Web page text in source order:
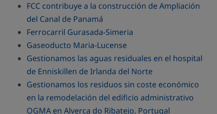
FCC contribuye a la construcción de Ampliación
del Canal de Panamá
Ferrocarril Gurasada-Simeria
Gaseoducto Maria-Lucense
Gestionamos las aguas residuales en el hospital
de Enniskillen de Irlanda del Norte
Gestionamos los residuos sin coste económico
en la remodelación del edificio administrativo
OGMA en Alverca do Ribatejo, Portugal